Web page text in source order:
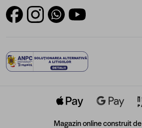
Magazin online construit de